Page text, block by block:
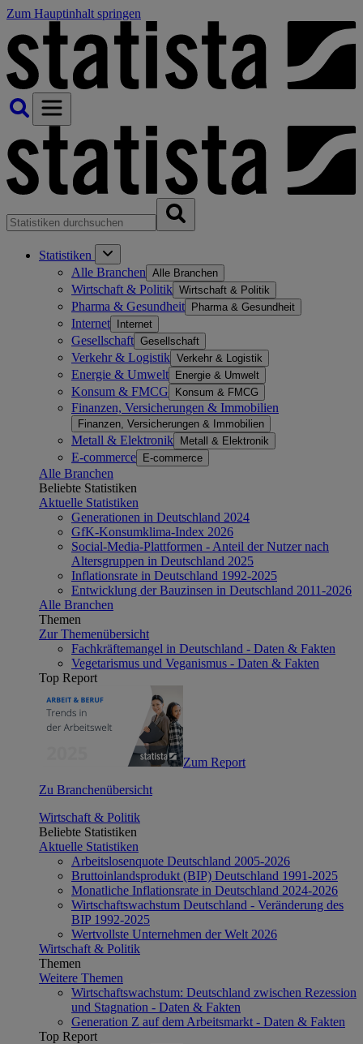
Zum Hauptinhalt springen
Statistiken
Alle Branchen Alle Branchen
Wirtschaft & Politik Wirtschaft & Politik
Pharma & Gesundheit Pharma & Gesundheit
Internet Internet
Gesellschaft Gesellschaft
Verkehr & Logistik Verkehr & Logistik
Energie & Umwelt Energie & Umwelt
Konsum & FMCG Konsum & FMCG
Finanzen, Versicherungen & Immobilien
Finanzen, Versicherungen & Immobilien
Metall & Elektronik Metall & Elektronik
E-commerce E-commerce
Alle Branchen
Beliebte Statistiken
Aktuelle Statistiken
Generationen in Deutschland 2024
GfK-Konsumklima-Index 2026
Social-Media-Plattformen - Anteil der Nutzer nach
Altersgruppen in Deutschland 2025
Inflationsrate in Deutschland 1992-2025
Entwicklung der Bauzinsen in Deutschland 2011-2026
Alle Branchen
Themen
Zur Themenübersicht
Fachkräftemangel in Deutschland - Daten & Fakten
Vegetarismus und Veganismus - Daten & Fakten
Top Report
Zum Report
Zu Branchenübersicht
Wirtschaft & Politik
Beliebte Statistiken
Aktuelle Statistiken
Arbeitslosenquote Deutschland 2005-2026
Bruttoinlandsprodukt (BIP) Deutschland 1991-2025
Monatliche Inflationsrate in Deutschland 2024-2026
Wirtschaftswachstum Deutschland - Veränderung des
BIP 1992-2025
Wertvollste Unternehmen der Welt 2026
Wirtschaft & Politik
Themen
Weitere Themen
Wirtschaftswachstum: Deutschland zwischen Rezession
und Stagnation - Daten & Fakten
Generation Z auf dem Arbeitsmarkt - Daten & Fakten
Top Report